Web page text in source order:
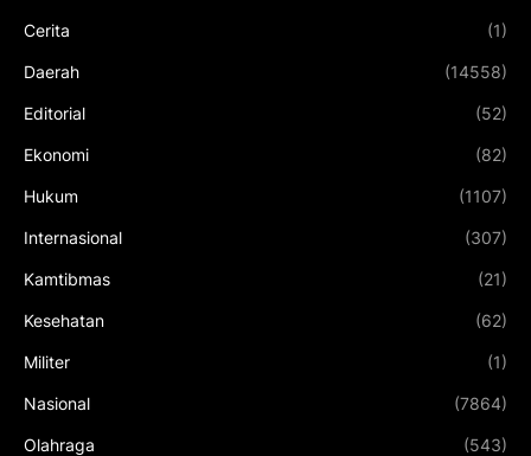
Cerita (1)
Daerah (14558)
Editorial (52)
Ekonomi (82)
Hukum (1107)
Internasional (307)
Kamtibmas (21)
Kesehatan (62)
Militer (1)
Nasional (7864)
Olahraga (543)